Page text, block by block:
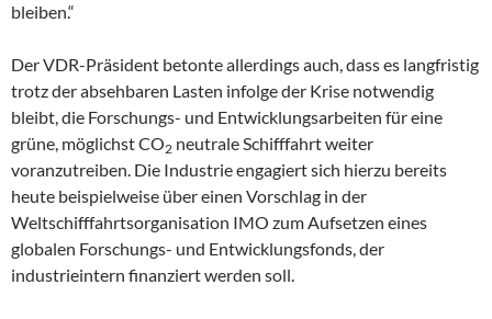
bleiben.“
Der VDR-Präsident betonte allerdings auch, dass es langfristig
trotz der absehbaren Lasten infolge der Krise notwendig
bleibt, die Forschungs- und Entwicklungsarbeiten für eine
grüne, möglichst CO2 neutrale Schifffahrt weiter
voranzutreiben. Die Industrie engagiert sich hierzu bereits
heute beispielweise über einen Vorschlag in der
Weltschifffahrtsorganisation IMO zum Aufsetzen eines
globalen Forschungs- und Entwicklungsfonds, der
industrieintern finanziert werden soll.